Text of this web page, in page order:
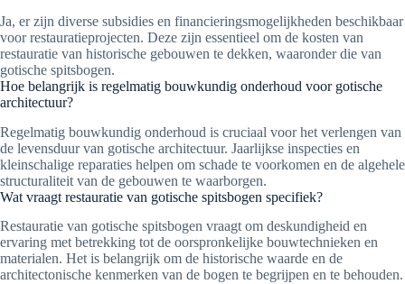
Ja, er zijn diverse subsidies en financieringsmogelijkheden beschikbaar
voor restauratieprojecten. Deze zijn essentieel om de kosten van
restauratie van historische gebouwen te dekken, waaronder die van
gotische spitsbogen.
Hoe belangrijk is regelmatig bouwkundig onderhoud voor gotische
architectuur?
Regelmatig bouwkundig onderhoud is cruciaal voor het verlengen van
de levensduur van gotische architectuur. Jaarlijkse inspecties en
kleinschalige reparaties helpen om schade te voorkomen en de algehele
structuraliteit van de gebouwen te waarborgen.
Wat vraagt restauratie van gotische spitsbogen specifiek?
Restauratie van gotische spitsbogen vraagt om deskundigheid en
ervaring met betrekking tot de oorspronkelijke bouwtechnieken en
materialen. Het is belangrijk om de historische waarde en de
architectonische kenmerken van de bogen te begrijpen en te behouden.